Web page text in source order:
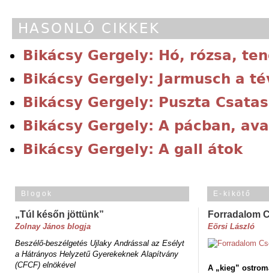
HASONLÓ CIKKEK
Bikácsy Gergely: Hó, rózsa,
Bikácsy Gergely: Jarmusch a
Bikácsy Gergely: Puszta
Bikácsy Gergely: A pácban,
Bikácsy Gergely: A gall átok
Blogok
„Túl későn jöttünk”
Zolnay János blogja
Beszélő-beszélgetés Ujlaky Andrással az Esélyt
a Hátrányos Helyzetű Gyerekeknek Alapítvány
(CFCF) elnökével
E-kikötő
Forradalom
Eörsi László
A „kieg”